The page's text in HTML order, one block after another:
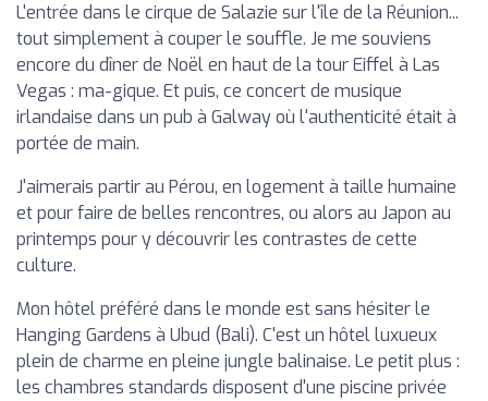
L'entrée dans le cirque de Salazie sur l'île de la Réunion...
tout simplement à couper le souffle. Je me souviens
encore du dîner de Noël en haut de la tour Eiffel à Las
Vegas : ma-gique. Et puis, ce concert de musique
irlandaise dans un pub à Galway où l'authenticité était à
portée de main.
J'aimerais partir au Pérou, en logement à taille humaine
et pour faire de belles rencontres, ou alors au Japon au
printemps pour y découvrir les contrastes de cette
culture.
Mon hôtel préféré dans le monde est sans hésiter le
Hanging Gardens à Ubud (Bali). C'est un hôtel luxueux
plein de charme en pleine jungle balinaise. Le petit plus :
les chambres standards disposent d'une piscine privée